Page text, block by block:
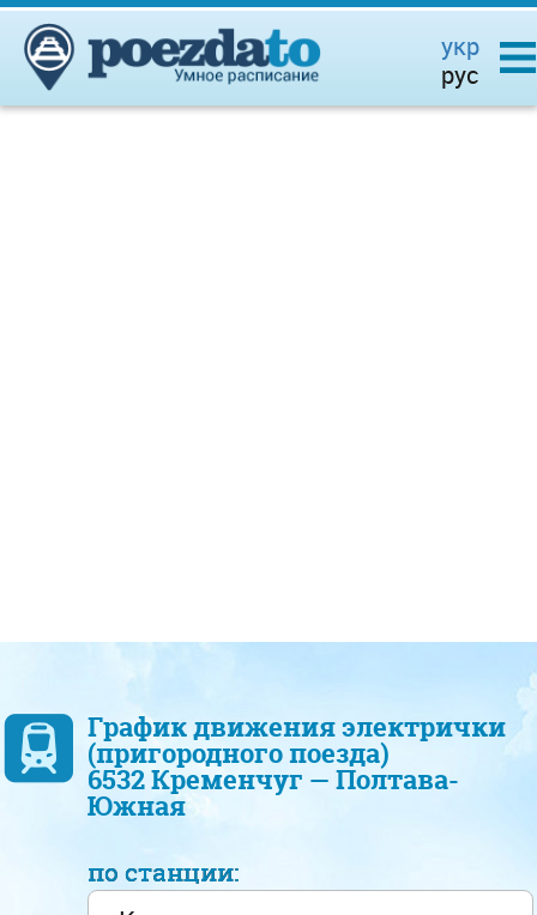
укр
рус
График движения электрички
(пригородного поезда)
6532 Кременчуг — Полтава-
Южная
по станции: